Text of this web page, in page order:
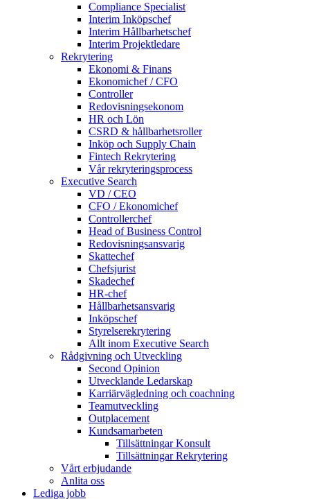
Compliance Specialist
Interim Inköpschef
Interim Hållbarhetschef
Interim Projektledare
Rekrytering
Ekonomi & Finans
Ekonomichef / CFO
Controller
Redovisningsekonom
HR och Lön
CSRD & hållbarhetsroller
Inköp och Supply Chain
Fintech Rekrytering
Vår rekryteringsprocess
Executive Search
VD / CEO
CFO / Ekonomichef
Controllerchef
Head of Business Control
Redovisningsansvarig
Skattechef
Chefsjurist
Skadechef
HR-chef
Hållbarhetsansvarig
Inköpschef
Styrelserekrytering
Allt inom Executive Search
Rådgivning och Utveckling
Second Opinion
Utvecklande Ledarskap
Karriärvägledning och coachning
Teamutveckling
Outplacement
Kundsamarbeten
Tillsättningar Konsult
Tillsättningar Rekrytering
Vårt erbjudande
Anlita oss
Lediga jobb